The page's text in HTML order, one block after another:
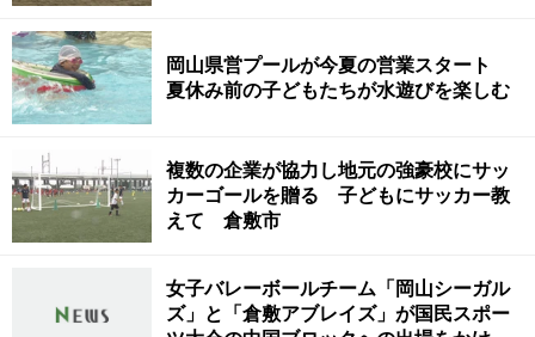
岡山県営プールが今夏の営業スタート
夏休み前の子どもたちが水遊びを楽しむ
複数の企業が協力し地元の強豪校にサッ
カーゴールを贈る 子どもにサッカー教
えて 倉敷市
女子バレーボールチーム「岡山シーガル
ズ」と「倉敷アブレイズ」が国民スポー